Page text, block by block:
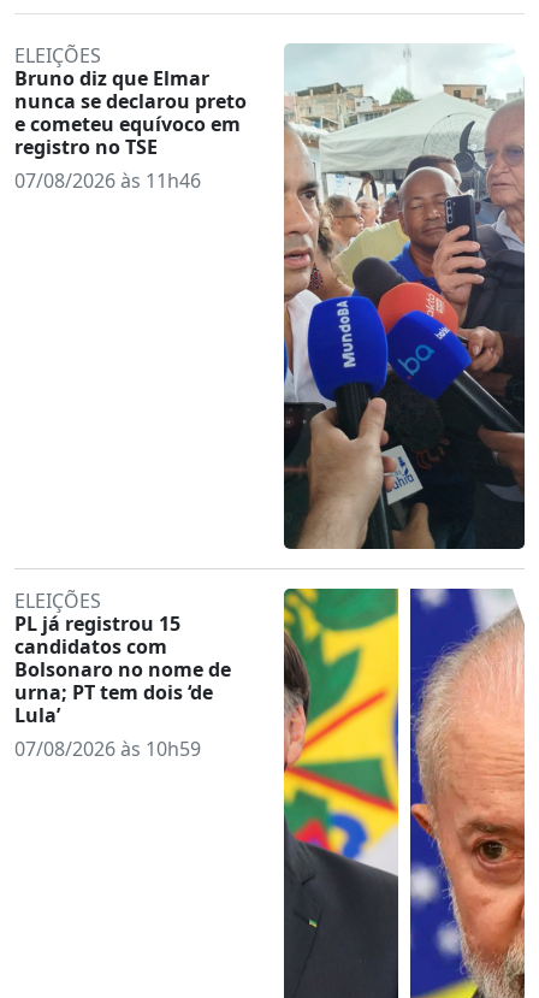
ELEIÇÕES
Bruno diz que Elmar
nunca se declarou preto
e cometeu equívoco em
registro no TSE
07/08/2026 às 11h46
ELEIÇÕES
PL já registrou 15
candidatos com
Bolsonaro no nome de
urna; PT tem dois ‘de
Lula’
07/08/2026 às 10h59